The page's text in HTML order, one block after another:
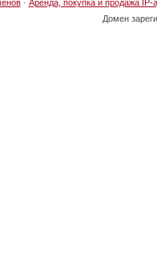
· Аренда, покупка и продажа IP-
Домен